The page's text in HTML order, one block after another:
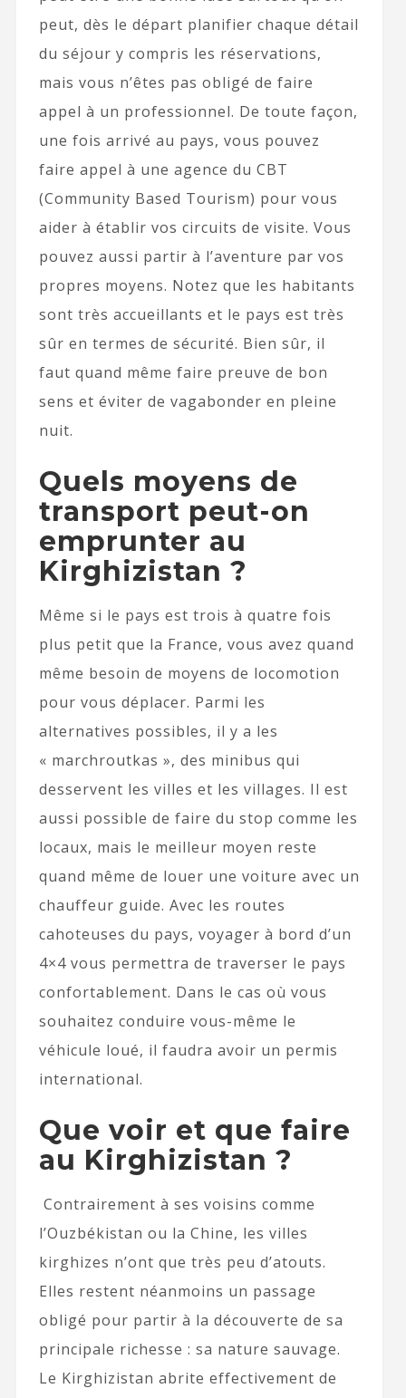
peut, dès le départ planifier chaque détail
du séjour y compris les réservations,
mais vous n’êtes pas obligé de faire
appel à un professionnel. De toute façon,
une fois arrivé au pays, vous pouvez
faire appel à une agence du CBT
(Community Based Tourism) pour vous
aider à établir vos circuits de visite. Vous
pouvez aussi partir à l’aventure par vos
propres moyens. Notez que les habitants
sont très accueillants et le pays est très
sûr en termes de sécurité. Bien sûr, il
faut quand même faire preuve de bon
sens et éviter de vagabonder en pleine
nuit.
Quels moyens de
transport peut-on
emprunter au
Kirghizistan ?
Même si le pays est trois à quatre fois
plus petit que la France, vous avez quand
même besoin de moyens de locomotion
pour vous déplacer. Parmi les
alternatives possibles, il y a les
« marchroutkas », des minibus qui
desservent les villes et les villages. Il est
aussi possible de faire du stop comme les
locaux, mais le meilleur moyen reste
quand même de louer une voiture avec un
chauffeur guide. Avec les routes
cahoteuses du pays, voyager à bord d’un
4×4 vous permettra de traverser le pays
confortablement. Dans le cas où vous
souhaitez conduire vous-même le
véhicule loué, il faudra avoir un permis
international.
Que voir et que faire
au Kirghizistan ?
Contrairement à ses voisins comme
l’Ouzbékistan ou la Chine, les villes
kirghizes n’ont que très peu d’atouts.
Elles restent néanmoins un passage
obligé pour partir à la découverte de sa
principale richesse : sa nature sauvage.
Le Kirghizistan abrite effectivement de